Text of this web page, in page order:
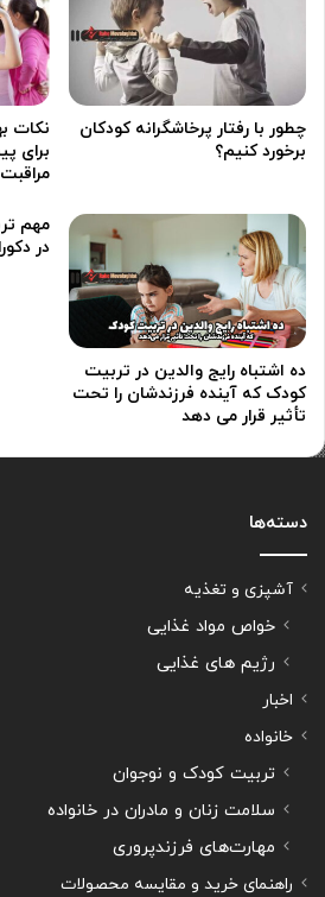
چطور با رفتار پرخاشگرانه کودکان
برخورد کنیم؟
نکات
برای
مراقبت
ده اشتباه رایج والدین در تربیت
کودک که آینده فرزندشان را تحت
تأثیر قرار می دهد
مهم
در
دسته‌ها
آشپزی و تغذیه
خواص مواد غذایی
رژیم های غذایی
اخبار
خانواده
تربیت کودک و نوجوان
سلامت زنان و مادران در خانواده
مهارت‌های فرزندپروری
راهنمای خرید و مقایسه محصولات